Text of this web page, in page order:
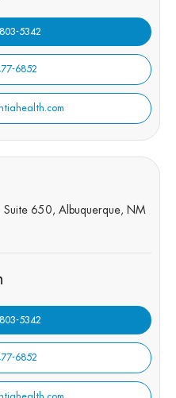
5342
6852
Suite 650, Albuquerque, NM
5342
6852